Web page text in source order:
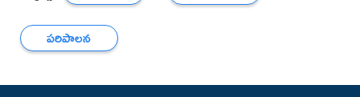
పరిపాలన